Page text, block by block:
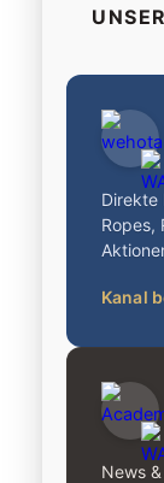
Direkte
Ropes,
Kanal
News